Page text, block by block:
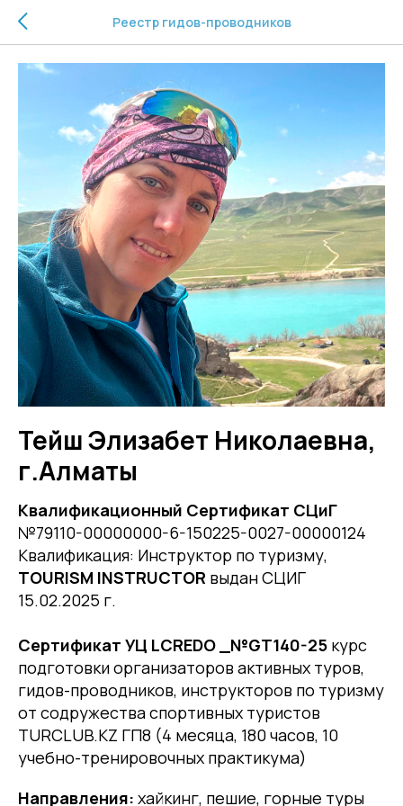
Реестр гидов-проводников
Тейш Элизабет Николаевна,
г.Алматы
Квалификационный Сертификат СЦиГ
№79110-00000000-6-150225-0027-00000124
Квалификация: Инструктор по туризму,
TOURISM INSTRUCTOR выдан СЦИГ
15.02.2025 г.
Сертификат УЦ LCREDO _№GT140-25 курс
подготовки организаторов активных туров,
гидов-проводников, инструкторов по туризму
от содружества спортивных туристов
TURCLUB.KZ ГП8 (4 месяца, 180 часов, 10
учебно-тренировочных практикума)
Направления: хайкинг, пешие, горные туры